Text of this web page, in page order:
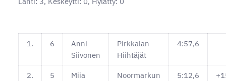
1. 6
Anni
Siivonen
Pirkkalan
Hiihtäjät
4:57,6
2. 5
Miia
Noormarkun
5:12,6